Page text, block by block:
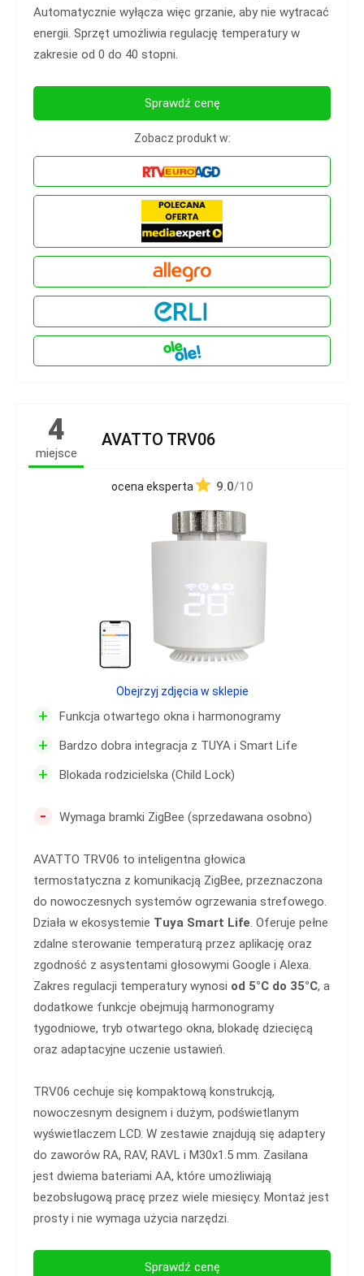
Automatycznie wyłącza więc grzanie, aby nie wytracać
energii. Sprzęt umożliwia regulację temperatury w
zakresie od 0 do 40 stopni.
Sprawdź cenę
Zobacz produkt w:
4
miejsce
AVATTO TRV06
ocena eksperta 9.0/10
+ Funkcja otwartego okna i harmonogramy
+ Bardzo dobra integracja z TUYA i Smart Life
+ Blokada rodzicielska (Child Lock)
- Wymaga bramki ZigBee (sprzedawana osobno)
AVATTO TRV06 to inteligentna głowica
termostatyczna z komunikacją ZigBee, przeznaczona
do nowoczesnych systemów ogrzewania strefowego.
Działa w ekosystemie Tuya Smart Life. Oferuje pełne
zdalne sterowanie temperaturą przez aplikację oraz
zgodność z asystentami głosowymi Google i Alexa.
Zakres regulacji temperatury wynosi od 5°C do 35°C, a
dodatkowe funkcje obejmują harmonogramy
tygodniowe, tryb otwartego okna, blokadę dziecięcą
oraz adaptacyjne uczenie ustawień.
TRV06 cechuje się kompaktową konstrukcją,
nowoczesnym designem i dużym, podświetlanym
wyświetlaczem LCD. W zestawie znajdują się adaptery
do zaworów RA, RAV, RAVL i M30x1.5 mm. Zasilana
jest dwiema bateriami AA, które umożliwiają
bezobsługową pracę przez wiele miesięcy. Montaż jest
prosty i nie wymaga użycia narzędzi.
Obejrzyj zdjęcia w sklepie
Sprawdź cenę